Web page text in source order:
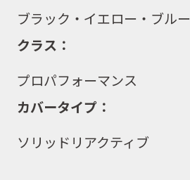
ブラック・イエロー・ブルー
クラス：
プロパフォーマンス
カバータイプ：
ソリッドリアクティブ